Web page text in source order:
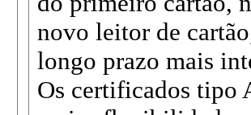
novo leitor de
longo prazo mais
Os certificados tipo